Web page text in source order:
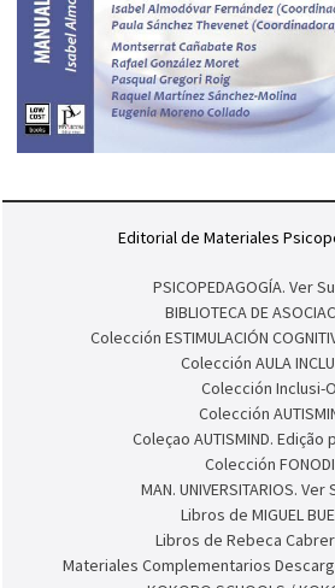
Editorial de Materiales
PSICOPEDAGOGÍA. Ver
BIBLIOTECA DE
Colección ESTIMULACIÓN
Colección AULA
Colección Inclusi-
Colección
Coleçao AUTISMIND. Edição
Colección